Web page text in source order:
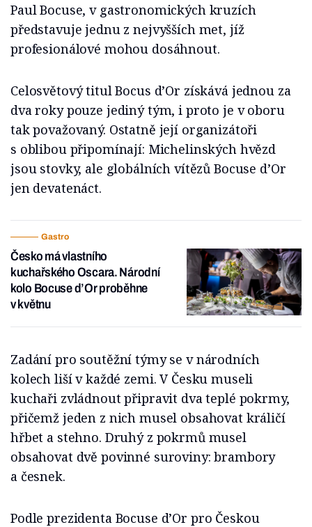
Paul Bocuse, v gastronomických kruzích
představuje jednu z nejvyšších met, jíž
profesionálové mohou dosáhnout.
Celosvětový titul Bocus d’Or získává jednou za
dva roky pouze jediný tým, i proto je v oboru
tak považovaný. Ostatně její organizátoři
s oblibou připomínají: Michelinských hvězd
jsou stovky, ale globálních vítězů Bocuse d’Or
jen devatenáct.
Gastro
Česko má vlastního
kuchařského Oscara. Národní
kolo Bocuse d’Or proběhne
v květnu
Zadání pro soutěžní týmy se v národních
kolech liší v každé zemi. V Česku museli
kuchaři zvládnout připravit dva teplé pokrmy,
přičemž jeden z nich musel obsahovat králičí
hřbet a stehno. Druhý z pokrmů musel
obsahovat dvě povinné suroviny: brambory
a česnek.
Podle prezidenta Bocuse d’Or pro Českou